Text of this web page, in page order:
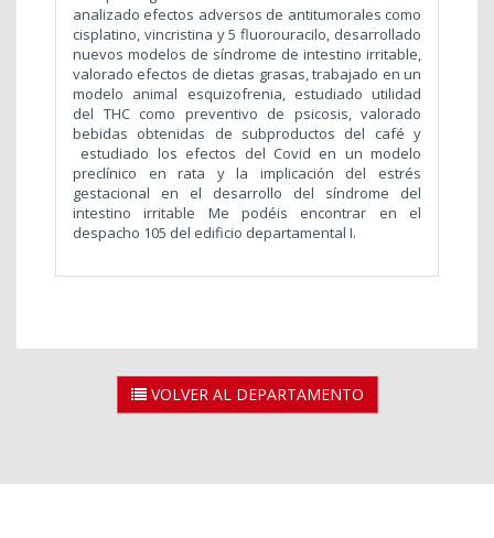
analizado efectos adversos de antitumorales como
cisplatino, vincristina y 5 fluorouracilo, desarrollado
nuevos modelos de síndrome de intestino irritable,
valorado efectos de dietas grasas, trabajado en un
modelo animal esquizofrenia, estudiado utilidad
del THC como preventivo de psicosis, valorado
bebidas obtenidas de subproductos del café y
estudiado los efectos del Covid en un modelo
preclínico en rata yla implicación del estrés
gestacional en el desarrollo del síndrome del
intestino irritable Me podéis encontrar en el
despacho 105 del edificio departamental I.
VOLVER AL DEPARTAMENTO